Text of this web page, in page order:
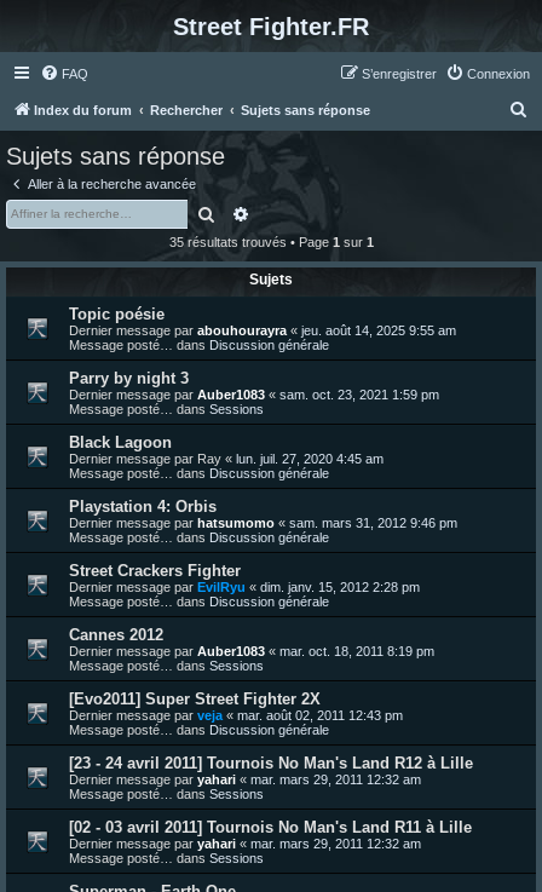
Street Fighter.FR
FAQ Connexion
S’enregistrer
Index du forum Rechercher Sujets sans réponse
Sujets sans réponse
Aller à la recherche avancée
RechercherRecherche avancée
35 résultats trouvés • Page 1 sur 1
Sujets
Topic poésie
Dernier message par abouhourayra « jeu. août 14, 2025 9:55 am
Message posté… dans Discussion générale
Parry by night 3
Dernier message par Auber1083 « sam. oct. 23, 2021 1:59 pm
Message posté… dans Sessions
Black Lagoon
Dernier message par Ray « lun. juil. 27, 2020 4:45 am
Message posté… dans Discussion générale
Playstation 4: Orbis
Dernier message par hatsumomo « sam. mars 31, 2012 9:46 pm
Message posté… dans Discussion générale
Street Crackers Fighter
Dernier message par EvilRyu « dim. janv. 15, 2012 2:28 pm
Message posté… dans Discussion générale
Cannes 2012
Dernier message par Auber1083 « mar. oct. 18, 2011 8:19 pm
Message posté… dans Sessions
[Evo2011] Super Street Fighter 2X
Dernier message par veja « mar. août 02, 2011 12:43 pm
Message posté… dans Discussion générale
[23 - 24 avril 2011] Tournois No Man's Land R12 à Lille
Dernier message par yahari « mar. mars 29, 2011 12:32 am
Message posté… dans Sessions
[02 - 03 avril 2011] Tournois No Man's Land R11 à Lille
Dernier message par yahari « mar. mars 29, 2011 12:32 am
Message posté… dans Sessions